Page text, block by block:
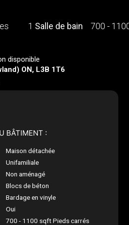
1 Salle de bain 700 -
disponible
ON, L3B 1T6
BÂTIMENT :
Maison détachée
Unifamiliale
Non aménagé
Blocs de béton
Bardage en vinyle
Oui
700 - 1100 sqft Pieds carrés